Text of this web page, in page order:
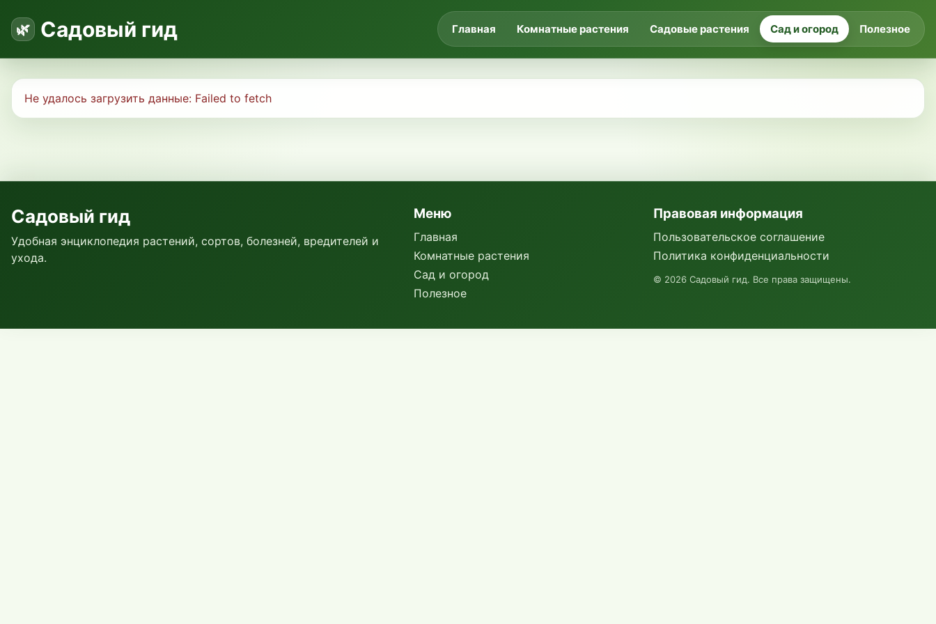
Садовый гид Главная Комнатные растения Садовые растения Сад и огород Полезное
Не удалось загрузить данные: Failed to fetch
Садовый гид
Удобная энциклопедия растений, сортов, болезней, вредителей и
ухода.
Меню
Главная
Комнатные растения
Сад и огород
Полезное
Правовая информация
Пользовательское соглашение
Политика конфиденциальности
© 2026 Садовый гид. Все права защищены.